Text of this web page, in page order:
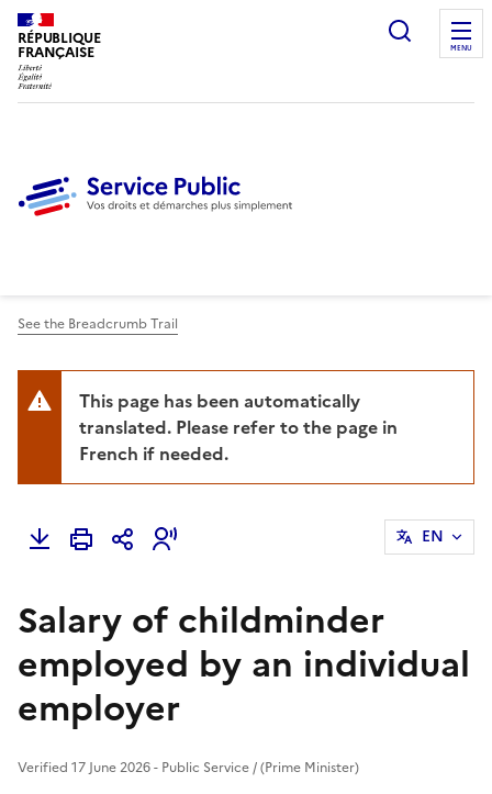
RÉPUBLIQUE
FRANÇAISE
Ouvrir
MENU
See the Breadcrumb Trail
This page has been automatically
translated. Please refer to the page in
French if needed.
EN
Salary of childminder
employed by an individual
employer
Verified 17 June 2026 - Public Service / (Prime Minister)